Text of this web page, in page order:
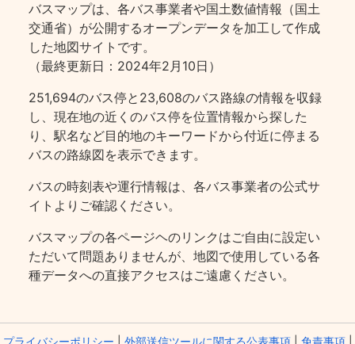
バスマップは、各バス事業者や国土数値情報（国土
交通省）が公開するオープンデータを加工して作成
した地図サイトです。
（最終更新日：2024年2月10日）
251,694のバス停と23,608のバス路線の情報を収録
し、現在地の近くのバス停を位置情報から探した
り、駅名など目的地のキーワードから付近に停まる
バスの路線図を表示できます。
バスの時刻表や運行情報は、各バス事業者の公式サ
イトよりご確認ください。
バスマップの各ページヘのリンクはご自由に設定い
ただいて問題ありませんが、地図で使用している各
種データへの直接アクセスはご遠慮ください。
プライバシーポリシー 外部送信ツールに関する公表事項| 免責事項|